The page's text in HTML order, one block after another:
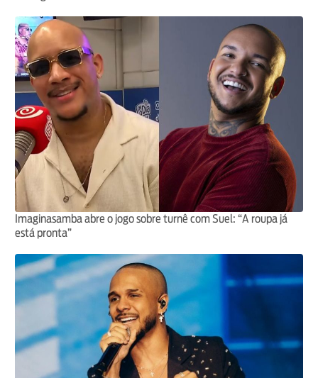
Imaginasamba abre o jogo sobre turnê com Suel: “A roupa já
está pronta”